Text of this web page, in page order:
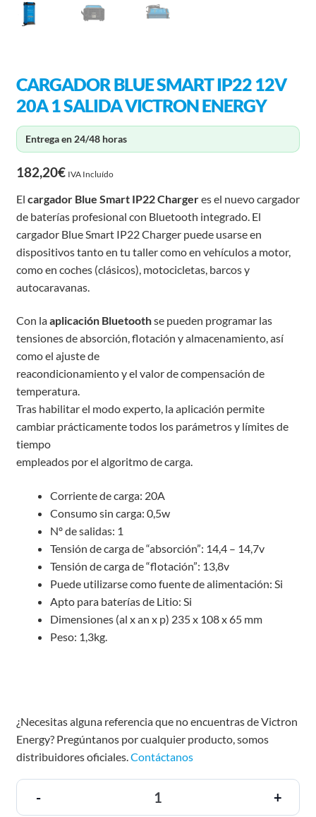
CARGADOR BLUE SMART IP22 12V
20A 1 SALIDA VICTRON ENERGY
Entrega en 24/48 horas
182,20€ IVA Incluído
El cargador Blue Smart IP22 Chargeres el nuevo cargador
de baterías profesional con Bluetooth integrado. El
cargador Blue Smart IP22 Charger puede usarse en
dispositivos tanto en tu taller como en vehículos a motor,
como en coches (clásicos), motocicletas, barcos y
autocaravanas.
Con laaplicación Bluetoothse pueden programar las
tensiones de absorción, flotación y almacenamiento, así
como el ajuste de
reacondicionamiento y el valor de compensación de
temperatura.
Tras habilitar el modo experto, la aplicación permite
cambiar prácticamente todos los parámetros y límites de
tiempo
empleados por el algoritmo de carga.
Corriente de carga: 20A
Consumo sin carga: 0,5w
Nº de salidas: 1
Tensión de carga de “absorción”: 14,4 – 14,7v
Tensión de carga de “flotación”: 13,8v
Puede utilizarse como fuente de alimentación: Si
Apto para baterías de Litio: Si
Dimensiones (al x an x p) 235 x 108 x 65 mm
Peso: 1,3kg.
¿Necesitas alguna referencia que no encuentras de Victron
Energy? Pregúntanos por cualquier producto, somos
distribuidores oficiales.Contáctanos
- +